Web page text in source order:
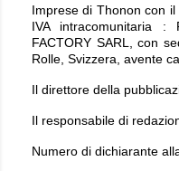
Imprese di Thonon con
IVA intracomunitaria
FACTORY SARL, con
Rolle, Svizzera, avente
Il direttore della
Il responsabile di
Numero di dichiarante